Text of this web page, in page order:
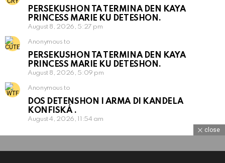
PERSEKUSHON TA TERMINA DEN KAYA
PRINCESS MARIE KU DETESHON.
August 8, 2026, 5:27 pm
Anonymous to
PERSEKUSHON TA TERMINA DEN KAYA
PRINCESS MARIE KU DETESHON.
August 8, 2026, 5:09 pm
Anonymous to
DOS DETENSHON I ARMA DI KANDELA
KONFISKÁ .
August 4, 2026, 11:54 am
close